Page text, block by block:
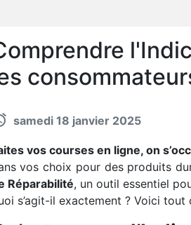
samedi 18 janvier 2025
vos courses en ligne, on
vos choix pour des produits
Réparabilité, un outil essentiel
s’agit-il exactement ? Voici tout